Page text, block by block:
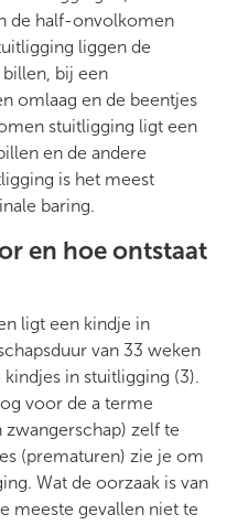
de half-onvolkomen
liggen de
bij een
omlaag en de beentjes
stuitligging ligt een
en de andere
is het meest
baring.
en hoe ontstaat
ligt een kindje in
van 33 weken
in stuitligging (3).
voor de a terme
zelf te
(prematuren) zie je om
Wat de oorzaak is van
meeste gevallen niet te